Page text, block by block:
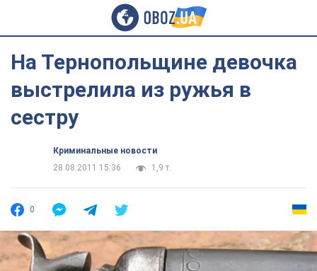
На Тернопольщине девочка
выстрелила из ружья в
сестру
Криминальные новости
28.08.2011 15:36
1,9 т.
0